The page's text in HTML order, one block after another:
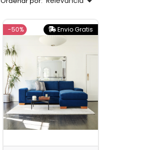
Envio Gratis
-50%